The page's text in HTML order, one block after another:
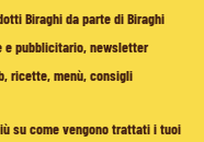
Biraghi da parte di Biraghi
e pubblicitario, newsletter
ricette, menù, consigli
su come vengono trattati i tuoi